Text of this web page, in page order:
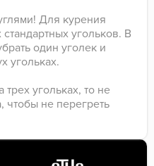
Для курения
угольков. В
один уголек и
угольках.
трех угольках, то не
чтобы не перегреть